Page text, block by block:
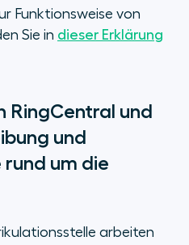
Funktionsweise von
Sie in dieser Erklärung
RingCentral und
und
rund um die
arbeiten